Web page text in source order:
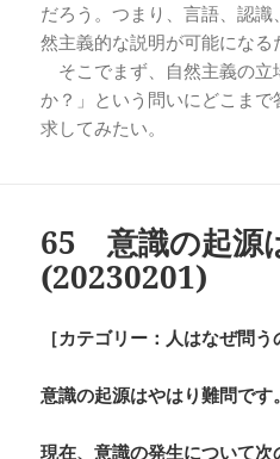
だろう。つまり、言語、認
然主義的な説明が可能になる
そこでまず、自然主義の立
か？」という問いにどこま
求してみたい。
65 意識の起源
(20230201)
［カテゴリー：人はなぜ問う
意識の起源はやはり難問です。
現在、意識の発生について次